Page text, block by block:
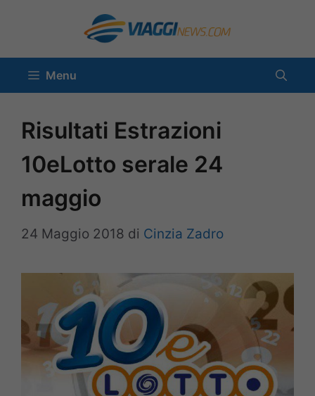
contenuto
Menu
Risultati Estrazioni
10eLotto serale 24
maggio
24 Maggio 2018 di Cinzia Zadro